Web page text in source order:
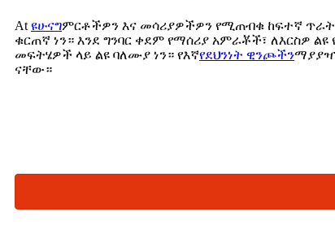
At ዩሁናግምርቶችዎን እና መሳሪያዎችዎን የሚጠብቁ ከፍተኛ
ቁርጠኛ ነን። እንደ ግንባር ቀደም የማሰሪያ አምራቾች፣ ለእርስዎ ልዩ
መፍትሄዎች ላይ ልዩ ባለሙያ ነን። የእኛየደህንነት ዊንጮችን
ናቸው።